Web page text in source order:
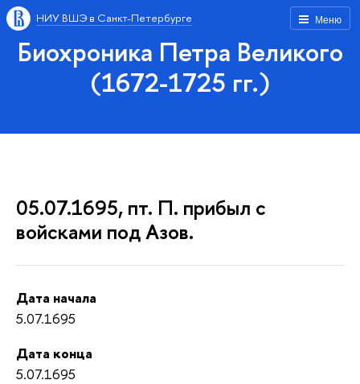
Меню
НИУ ВШЭ в Санкт-Петербурге
Биохроника Петра Великого
(1672-1725 гг.)
05.07.1695, пт. П. прибыл с
войсками под Азов.
Дата начала
5.07.1695
Дата конца
5.07.1695